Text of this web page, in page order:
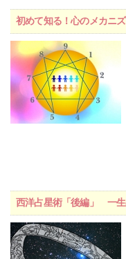
初めて知る！心のメカニ
西洋占星術「後編」 一生